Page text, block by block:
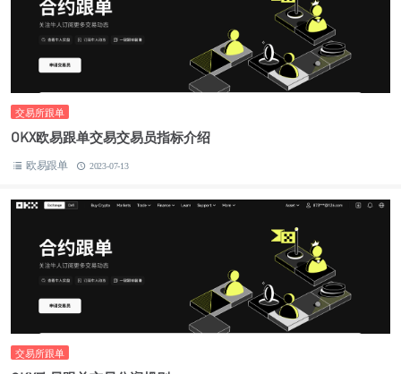
交易所跟单
OKX欧易跟单交易交易员指标介绍
欧易跟单 2023-07-13
交易所跟单